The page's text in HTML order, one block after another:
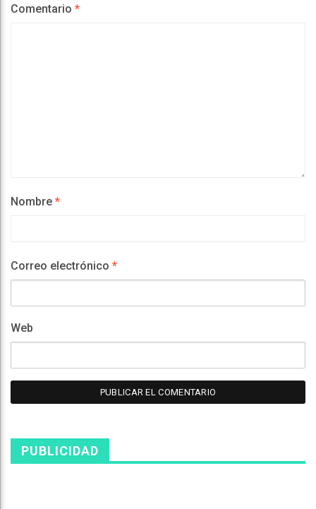
Comentario *
Nombre *
Correo electrónico *
Web
PUBLICIDAD